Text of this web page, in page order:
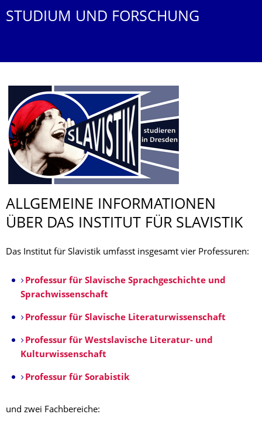
STUDIUM UND FORSCHUNG
ALLGEMEINE INFORMATIONEN
ÜBER DAS INSTITUT FÜR SLAVISTIK
Das Institut für Slavistik umfasst insgesamt vier Professuren:
Professur für Slavische Sprachgeschichte und
Sprachwissenschaft
Professur für Slavische Literaturwissenschaft
Professur für Westslavische Literatur- und
Kulturwissenschaft
Professur für Sorabistik
und zwei Fachbereiche: